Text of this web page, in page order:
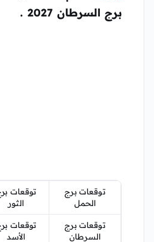
برج السرطان 2027 .
توقعات برج
الحمل
توقعات
الثور
توقعات برج
السرطان
توقعات
الأسد